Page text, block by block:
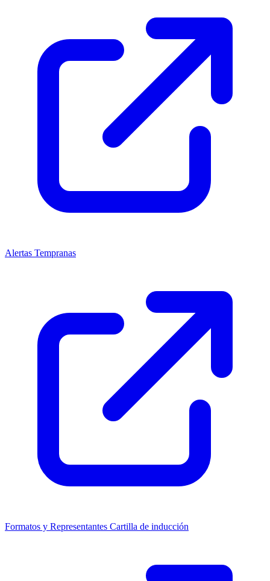
Alertas Tempranas
Formatos y Representantes Cartilla de inducción